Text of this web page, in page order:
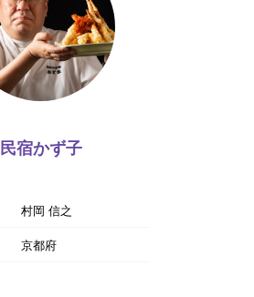
民宿かず子
村岡 信之
京都府